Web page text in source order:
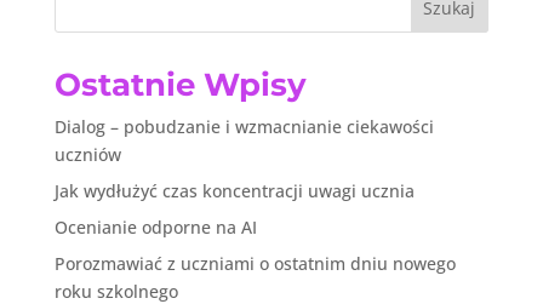
Szukaj
Ostatnie Wpisy
Dialog – pobudzanie i wzmacnianie ciekawości
uczniów
Jak wydłużyć czas koncentracji uwagi ucznia
Ocenianie odporne na AI
Porozmawiać z uczniami o ostatnim dniu nowego
roku szkolnego